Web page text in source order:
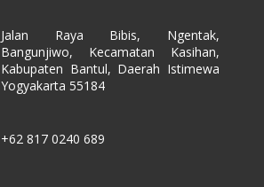
Jalan Raya Bibis, Ngentak,
Bangunjiwo, Kecamatan Kasihan,
Kabupaten Bantul, Daerah Istimewa
Yogyakarta 55184
+62 817 0240 689